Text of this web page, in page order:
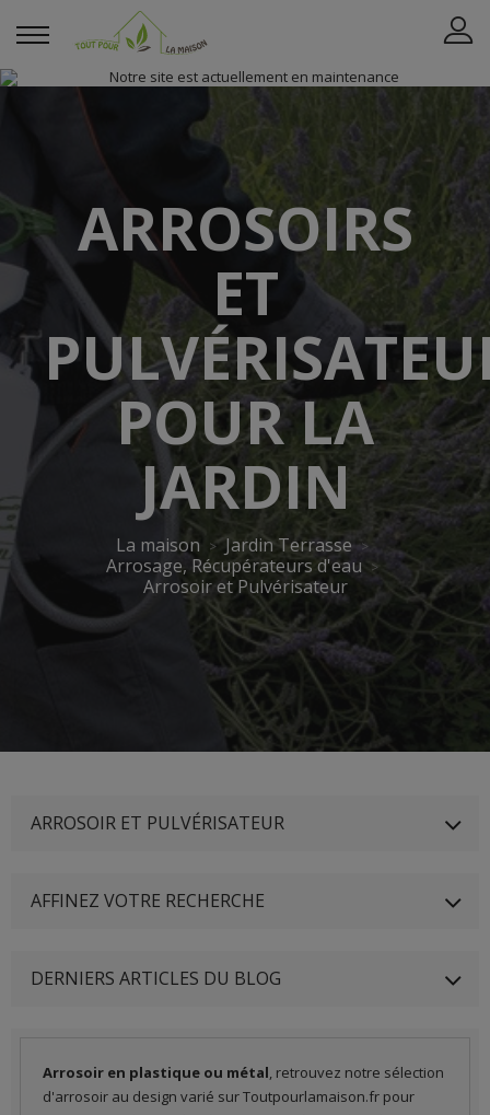
ARROSOIRS
ET
POUR LA
JARDIN
La maison
Jardin Terrasse
Arrosage, Récupérateurs d'eau
Arrosoir et Pulvérisateur
ARROSOIR ET PULVÉRISATEUR
AFFINEZ VOTRE RECHERCHE
DERNIERS ARTICLES DU BLOG
Arrosoir en plastique ou métal, retrouvez notre sélection
d'arrosoir au design varié sur Toutpourlamaison.fr pour